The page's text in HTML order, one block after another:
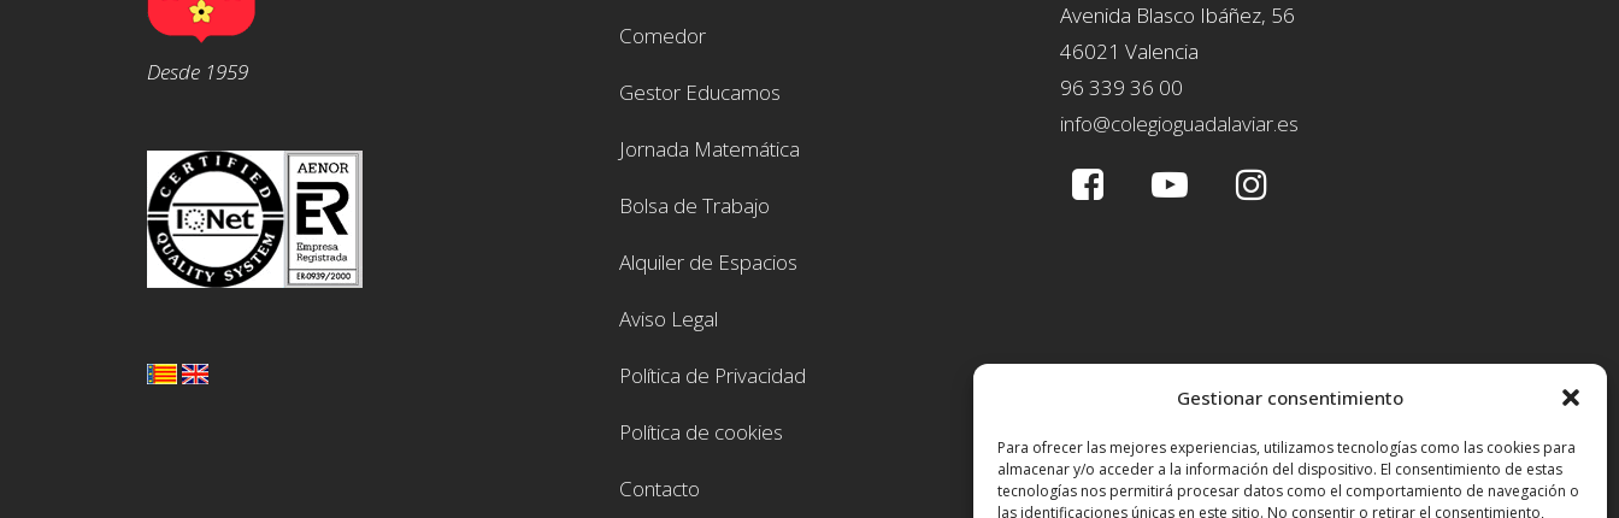
Gestionar consentimiento
Para ofrecer las mejores experiencias, utilizamos tecnologías como las cookies para
almacenar y/o acceder a la información del dispositivo. El consentimiento de estas
tecnologías nos permitirá procesar datos como el comportamiento de navegación o
las identificaciones únicas en este sitio. No consentir o retirar el consentimiento,
Desde 1959
Comedor
Gestor Educamos
Jornada Matemática
Bolsa de Trabajo
Alquiler de Espacios
Aviso Legal
Política de Privacidad
Política de cookies
Contacto
Avenida Blasco Ibáñez, 56
46021 Valencia
96 339 36 00
info@colegioguadalaviar.es